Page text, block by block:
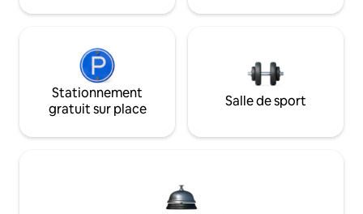
Stationnement
gratuit sur place
Salle de sport